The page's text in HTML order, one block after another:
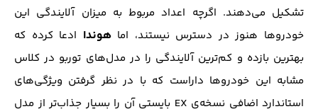
تشکیل می‌دهند. اگرچه اعداد مربوط به میزان آلایندگی این
خودروها هنوز در دسترس نیستند، اماهوندا ادعا کرده که
بهترین بازده و کم‌ترین آلایندگی را در مدل‌های توربو در کلاس
مشابه این خودروها داراست که با در نظر گرفتن ویژگی‌های
استاندارد اضافی نسخه‌ی EX بایستی آن ‌را بسیار جذاب‌تر از مدل